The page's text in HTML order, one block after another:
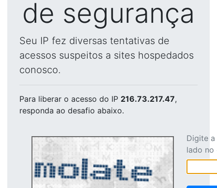
de segurança
Seu IP fez diversas tentativas de
acessos suspeitos a sites hospedados
conosco.
Para liberar o acesso do IP 216.73.217.47,
responda ao desafio abaixo.
Digite
lado no